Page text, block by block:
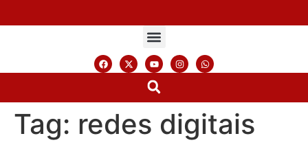
Tag: redes digitais